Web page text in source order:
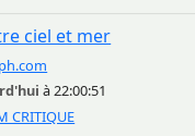
ciel et mer
à 22:00:51
CRITIQUE